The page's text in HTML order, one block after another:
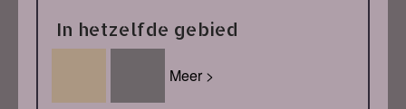
In hetzelfde gebied
Meer >